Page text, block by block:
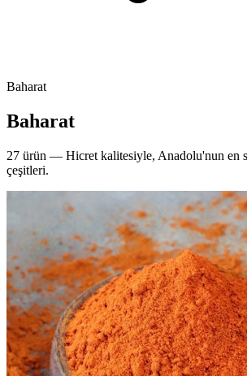
Baharat
Baharat
27 ürün — Hicret kalitesiyle, Anadolu'nun en
çeşitleri.